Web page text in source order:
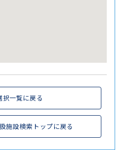
択一覧に戻る
施設検索トップに戻る